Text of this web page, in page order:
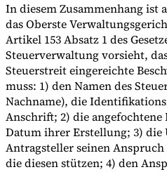
Experts
Unsere AutorenBeitragender
In diesem Zusammenhang ist
das Oberste
Artikel 153 Absatz 1 des
Steuerverwaltung vorsieht,
Steuerstreit eingereichte
muss: 1) den Namen des
Nachname), die
Anschrift; 2) die angefochtene
Datum ihrer Erstellung; 3) die
Antragsteller seinen
die diesen stützen; 4) den